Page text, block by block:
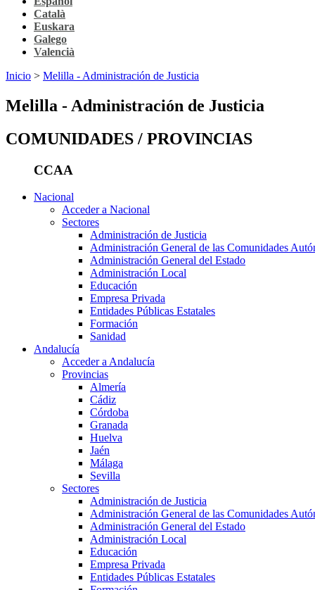
Català
Euskara
Galego
Valencià
Inicio > Melilla - Administración de Justicia
Melilla - Administración de Justicia
COMUNIDADES / PROVINCIAS
CCAA
Nacional
Acceder a Nacional
Sectores
Administración de Justicia
Administración General de las Comunidades
Administración General del Estado
Administración Local
Educación
Empresa Privada
Entidades Públicas Estatales
Formación
Sanidad
Andalucía
Acceder a Andalucía
Provincias
Almería
Cádiz
Córdoba
Granada
Huelva
Jaén
Málaga
Sevilla
Sectores
Administración de Justicia
Administración General de las Comunidades
Administración General del Estado
Administración Local
Educación
Empresa Privada
Entidades Públicas Estatales